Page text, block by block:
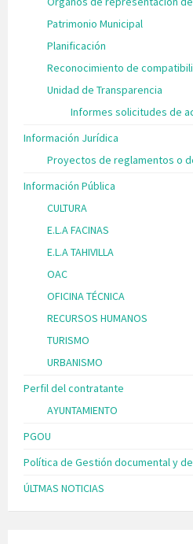
Patrimonio Municipal
Planificación
Reconocimiento de
Unidad de Transparencia
Informes solicitudes de
Información Jurídica
Proyectos de reglamentos o
Información Pública
CULTURA
E.L.A FACINAS
E.L.A TAHIVILLA
OAC
OFICINA TÉCNICA
RECURSOS HUMANOS
TURISMO
URBANISMO
Perfil del contratante
AYUNTAMIENTO
PGOU
Política de Gestión documental y
ÚLTMAS NOTICIAS